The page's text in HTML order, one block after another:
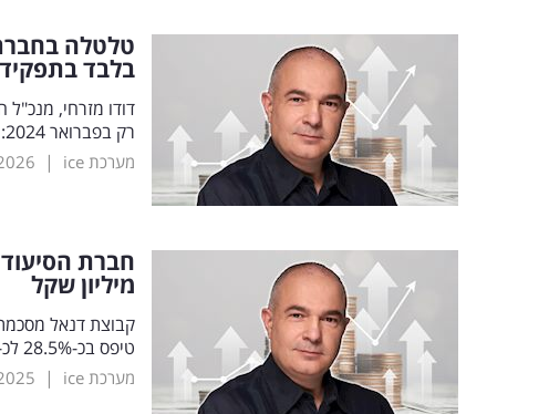
טלטלה
בלבד בתפקיד
דודו מזרחי,
רק בפברואר 2024: "מאחלים לו הצלחה רבה בהמשך דרכו"
מערכת ice |
מיליון שקל
טיפס בכ-28.5% לכ-33 מיליון שקל. הרווח התפעולי עלה בכ-8.6% לכ-50.5 מיליון שקל
מערכת ice |